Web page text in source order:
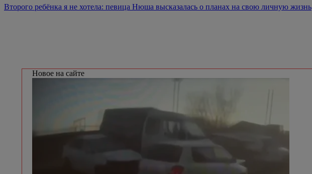
Второго ребёнка я не хотела: певица Нюша высказалась о планах на свою личную жизнь
Новое на сайте